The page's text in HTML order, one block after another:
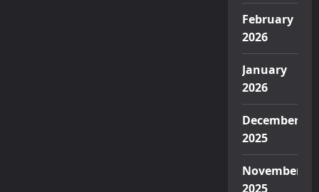
February
2026
January
2026
December
2025
November
2025